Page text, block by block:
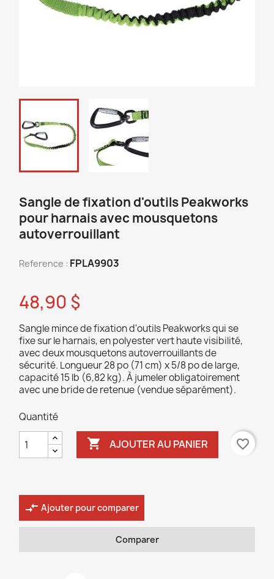
Sangle de fixation d'outils Peakworks
pour harnais avec mousquetons
autoverrouillant
Reference : FPLA9903
48,90 $
Sangle mince de fixation d'outils Peakworks qui se
fixe sur le harnais, en polyester vert haute visibilité,
avec deux mousquetons autoverrouillants de
sécurité. Longueur 28 po (71 cm) x 5/8 po de large,
capacité 15 lb (6,82 kg). À jumeler obligatoirement
avec une bride de retenue (vendue séparément).
Quantité
 AJOUTER AU PANIER favorite_border
compare_arrows Ajouter pour comparer
Comparer